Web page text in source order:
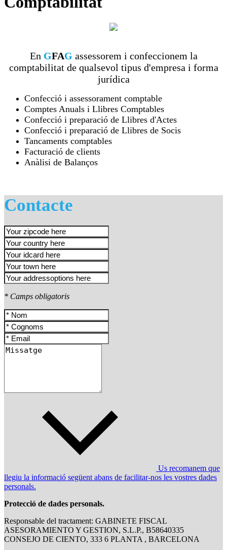
En GFAG assessorem i confeccionem la
comptabilitat de qualsevol tipus d'empresa i forma
jurídica
Confecció i assessorament comptable
Comptes Anuals i Llibres Comptables
Confecció i preparació de Llibres d'Actes
Confecció i preparació de Llibres de Socis
Tancaments comptables
Facturació de clients
Anàlisi de Balanços
Contacte
* Camps obligatoris
Us recomanem que
llegiu la informació següent abans de facilitar-nos les vostres dades
personals.
Protecció de dades personals.
Responsable del tractament: GABINETE FISCAL
ASESORAMIENTO Y GESTION, S.L.P., B58640335
CONSEJO DE CIENTO, 333 6 PLANTA , BARCELONA